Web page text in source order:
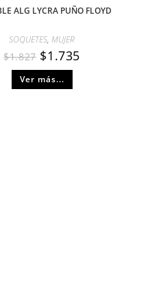
ALG LYCRA PUÑO FLOYD
SOQUETES,MUJER
$1.827 $1.735
Ver más...